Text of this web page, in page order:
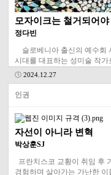
모자이크는 철거되어야
정다빈
슬로베니아 출신의 예수회
시대를 대표하는 성미술 작
2024.12.27
인권
자선이 아니라 변혁
박상훈SJ
프란치스코 교황이 취임 후
경험하며 살아가는 가난한